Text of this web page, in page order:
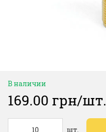
В наличии
169.00 грн/шт.
шт.